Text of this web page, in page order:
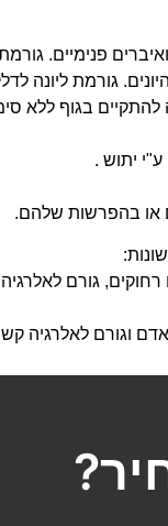
פנימיים.
גורמת ליונה
בגוף ללא
יתוש .
או בהפרשות שלהם.
גורם
וגורם לאלרגיה